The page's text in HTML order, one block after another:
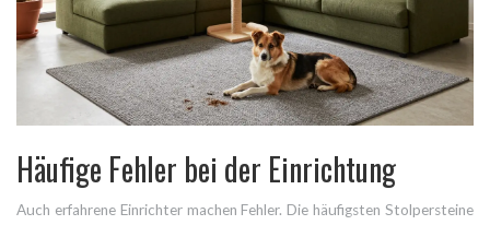
Häufige Fehler bei der Einrichtung
Auch erfahrene Einrichter machen Fehler. Die häufigsten Stolpersteine